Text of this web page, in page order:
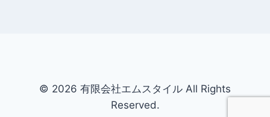
© 2026 有限会社エムスタイル All Rights
Reserved.